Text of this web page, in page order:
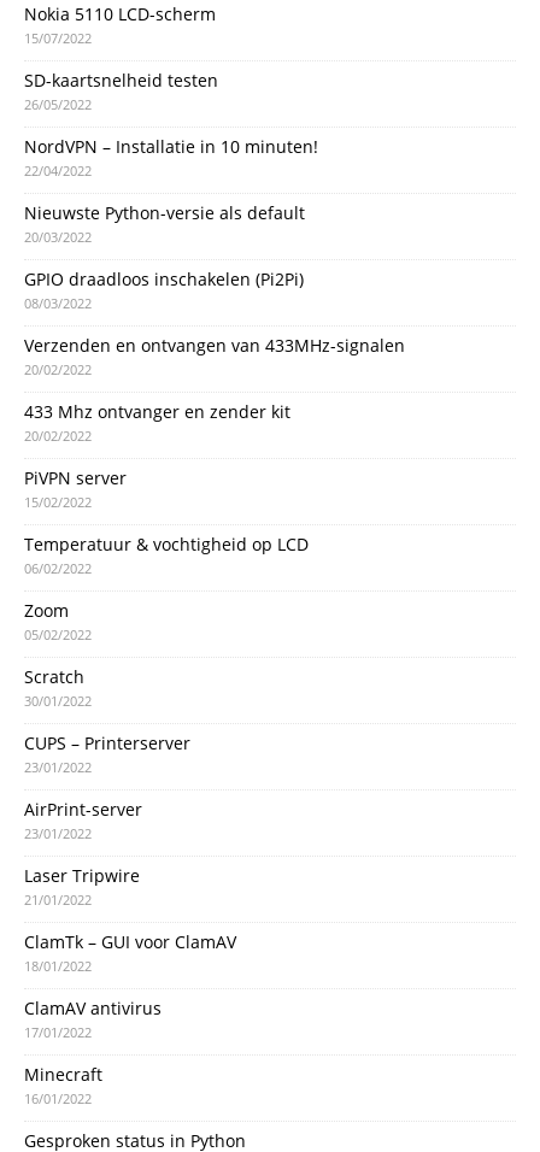
Nokia 5110 LCD-scherm
15/07/2022
SD-kaartsnelheid testen
26/05/2022
NordVPN – Installatie in 10 minuten!
22/04/2022
Nieuwste Python-versie als default
20/03/2022
GPIO draadloos inschakelen (Pi2Pi)
08/03/2022
Verzenden en ontvangen van 433MHz-signalen
20/02/2022
433 Mhz ontvanger en zender kit
20/02/2022
PiVPN server
15/02/2022
Temperatuur & vochtigheid op LCD
06/02/2022
Zoom
05/02/2022
Scratch
30/01/2022
CUPS – Printerserver
23/01/2022
AirPrint-server
23/01/2022
Laser Tripwire
21/01/2022
ClamTk – GUI voor ClamAV
18/01/2022
ClamAV antivirus
17/01/2022
Minecraft
16/01/2022
Gesproken status in Python